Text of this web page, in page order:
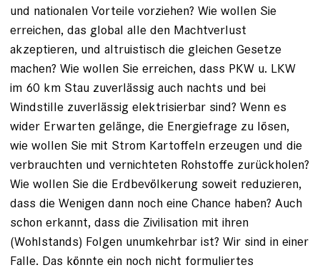
und nationalen Vorteile vorziehen? Wie wollen Sie
erreichen, das global alle den Machtverlust
akzeptieren, und altruistisch die gleichen Gesetze
machen? Wie wollen Sie erreichen, dass PKW u. LKW
im 60 km Stau zuverlässig auch nachts und bei
Windstille zuverlässig elektrisierbar sind? Wenn es
wider Erwarten gelänge, die Energiefrage zu lösen,
wie wollen Sie mit Strom Kartoffeln erzeugen und die
verbrauchten und vernichteten Rohstoffe zurückholen?
Wie wollen Sie die Erdbevölkerung soweit reduzieren,
dass die Wenigen dann noch eine Chance haben? Auch
schon erkannt, dass die Zivilisation mit ihren
(Wohlstands) Folgen unumkehrbar ist? Wir sind in einer
Falle. Das könnte ein noch nicht formuliertes